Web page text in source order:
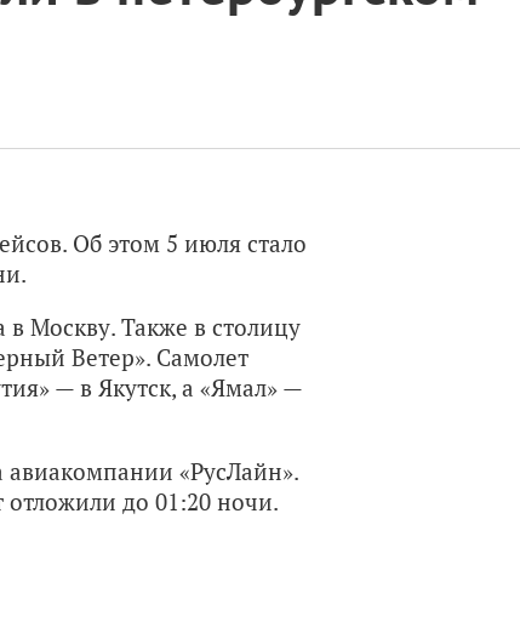
Об этом 5 июля стало
Москву. Также в столицу
Ветер». Самолет
— в Якутск, а «Ямал» —
«РусЛайн».
отложили до 01:20 ночи.